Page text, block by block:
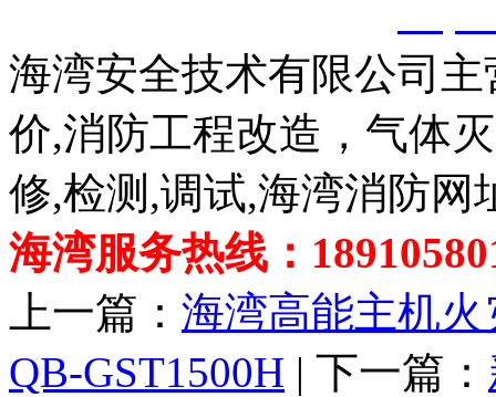
海湾安全技术有限公司
价,消防工程改造，气体
修,检测,调试,海湾消防网
海湾服务热线：
上一篇： 海湾高能主机
QB-GST1500H | 下一篇：